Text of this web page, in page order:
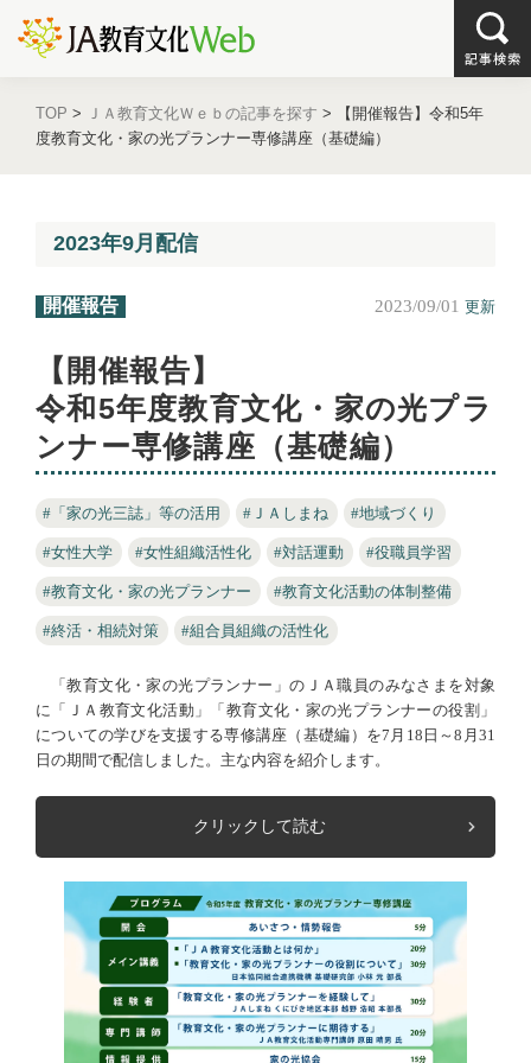
TOP > ＪＡ教育文化Ｗｅｂの記事を探す > 【開催報告】 令和5年
度教育文化・家の光プランナー専修講座（基礎編）
2023年9月配信
開催報告 2023/09/01 更新
【開催報告】
令和5年度教育文化・家の光プラ
ンナー専修講座（基礎編）
#「家の光三誌」等の活用 #ＪＡしまね #地域づくり
#女性大学 #女性組織活性化 #対話運動 #役職員学習
#教育文化・家の光プランナー #教育文化活動の体制整備
#終活・相続対策 #組合員組織の活性化
「教育文化・家の光プランナー」のＪＡ職員のみなさまを対象
に「ＪＡ教育文化活動」「教育文化・家の光プランナーの役割」
についての学びを支援する専修講座（基礎編）を7月18日～8月31
日の期間で配信しました。主な内容を紹介します。
クリックして読む